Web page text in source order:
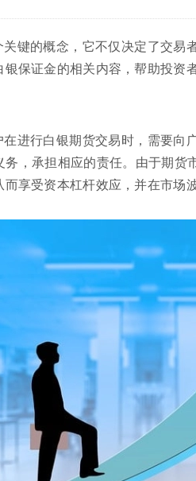
键的概念，它不仅决定了交
保证金的相关内容，帮助投资
进行白银期货交易时，需要
，承担相应的责任。由于期货
享受资本杠杆效应，并在市场